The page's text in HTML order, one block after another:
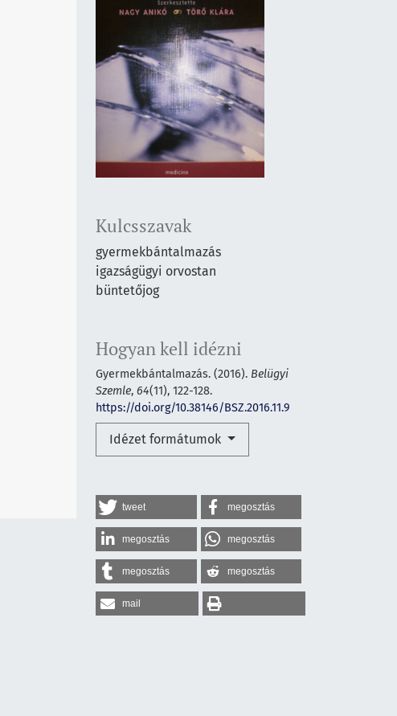
Kulcsszavak
gyermekbántalmazás
igazságügyi orvostan
büntetőjog
Hogyan kell idézni
Gyermekbántalmazás. (2016). Belügyi
Szemle, 64(11), 122-128.
https://doi.org/10.38146/BSZ.2016.11.9
Idézet formátumok
tweet megosztás
megosztás megosztás
megosztás megosztás
mail